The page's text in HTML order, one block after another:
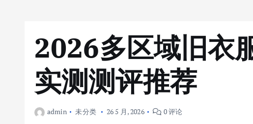
2026多区域旧衣
实测测评推荐
admin 未分类 26 5 月, 2026 0 评论